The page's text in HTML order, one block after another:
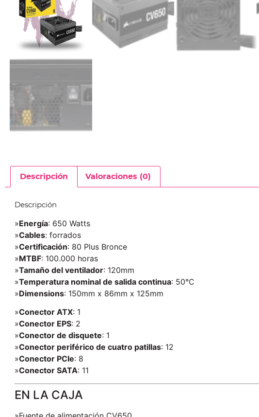
Descripción Valoraciones (0)
Descripción
»Energía: 650 Watts
»Cables: forrados
»Certificación: 80 Plus Bronce
»MTBF: 100.000 horas
»Tamaño del ventilador: 120mm
»Temperatura nominal de salida continua: 50°C
»Dimensions: 150mm x 86mm x 125mm
»Conector ATX: 1
»Conector EPS: 2
»Conector de disquete: 1
»Conector periférico de cuatro patillas: 12
»Conector PCIe: 8
»Conector SATA: 11
EN LA CAJA